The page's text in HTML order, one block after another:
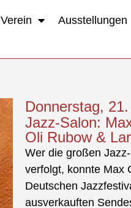
Verein Ausstellungen
Donnerstag,
Jazz-Salon:
Oli Rubow &
Wer die großen
verfolgt, konnte Max
Deutschen
ausverkauften